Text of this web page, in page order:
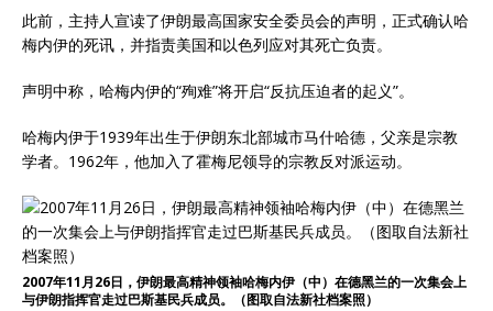
此前，主持人宣读了伊朗最高国家安全委员会的声明，正式确认哈
梅内伊的死讯，并指责美国和以色列应对其死亡负责。
声明中称，哈梅内伊的“殉难”将开启“反抗压迫者的起义”。
哈梅内伊于1939年出生于伊朗东北部城市马什哈德，父亲是宗教
学者。1962年，他加入了霍梅尼领导的宗教反对派运动。
2007年11月26日，伊朗最高精神领袖哈梅内伊（中）在德黑兰的一次集会上
与伊朗指挥官走过巴斯基民兵成员。（图取自法新社档案照）